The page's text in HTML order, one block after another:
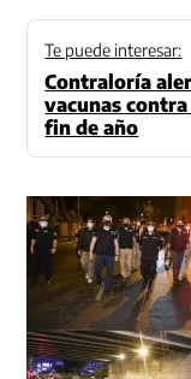
Te puede interesar:
Contraloría
vacunas
fin de año